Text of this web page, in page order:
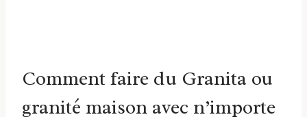
Comment faire du Granita ou
granité maison avec n’importe